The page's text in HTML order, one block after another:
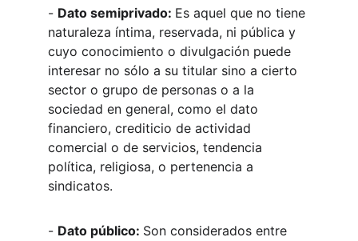
- Dato semiprivado: Es aquel que no tiene
naturaleza íntima, reservada, ni pública y
cuyo conocimiento o divulgación puede
interesar no sólo a su titular sino a cierto
sector o grupo de personas o a la
sociedad en general, como el dato
financiero, crediticio de actividad
comercial o de servicios, tendencia
política, religiosa, o pertenencia a
sindicatos.
- Dato público: Son considerados entre